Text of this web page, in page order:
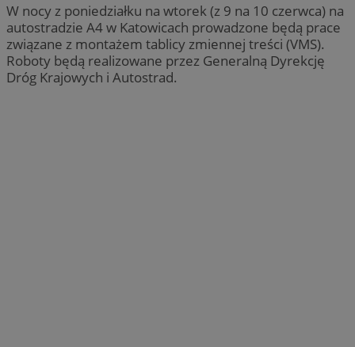
W nocy z poniedziałku na wtorek (z 9 na 10 czerwca) na
autostradzie A4 w Katowicach prowadzone będą prace
związane z montażem tablicy zmiennej treści (VMS).
Roboty będą realizowane przez Generalną Dyrekcję
Dróg Krajowych i Autostrad.